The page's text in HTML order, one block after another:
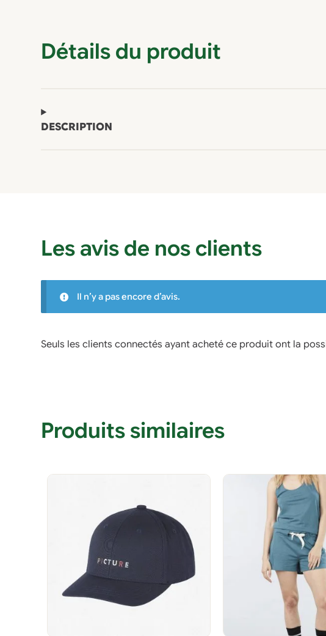
Détails du produit
DESCRIPTION
Les avis de nos clients
Il n’y a pas encore d’avis.
Seuls les clients connectés ayant acheté ce produit ont la
Produits similaires